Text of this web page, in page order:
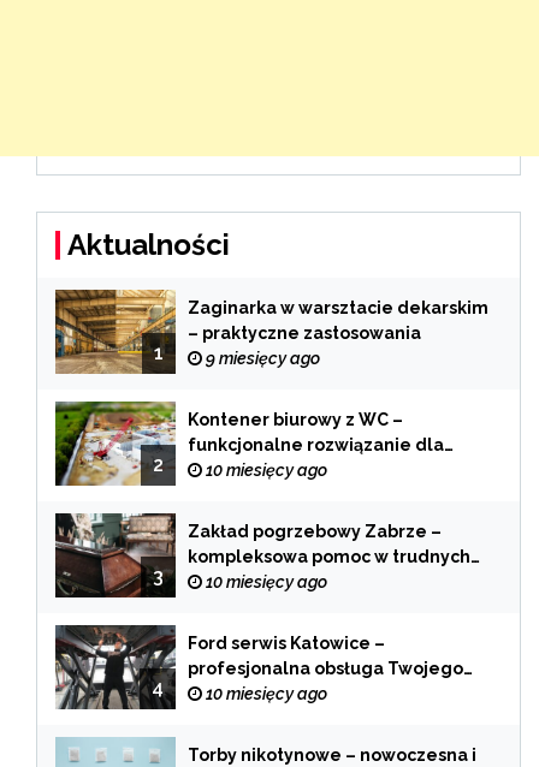
Aktualności
1
Zaginarka w warsztacie dekarskim
– praktyczne zastosowania
9 miesięcy ago
2
Kontener biurowy z WC –
funkcjonalne rozwiązanie dla
każdej branży
10 miesięcy ago
3
Zakład pogrzebowy Zabrze –
kompleksowa pomoc w trudnych
chwilach
10 miesięcy ago
4
Ford serwis Katowice –
profesjonalna obsługa Twojego
samochodu
10 miesięcy ago
Torby nikotynowe – nowoczesna i